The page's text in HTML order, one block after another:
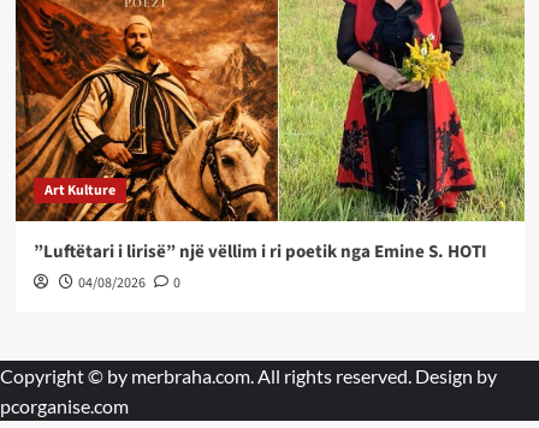
Art Kulture
”Luftëtari i lirisë” një vëllim i ri poetik nga Emine S. HOTI
04/08/2026 0
Copyright © by merbraha.com. All rights reserved. Design by
pcorganise.com